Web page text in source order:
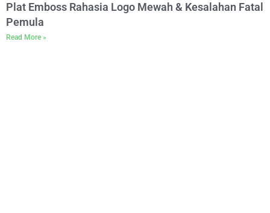
Plat Emboss Rahasia Logo Mewah & Kesalahan Fatal
Pemula
Read More »